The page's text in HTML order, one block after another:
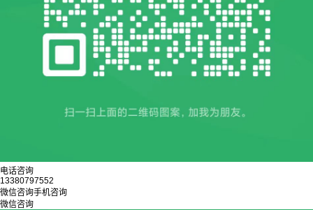
电话咨询
13380797552
微信咨询手机咨询
微信咨询